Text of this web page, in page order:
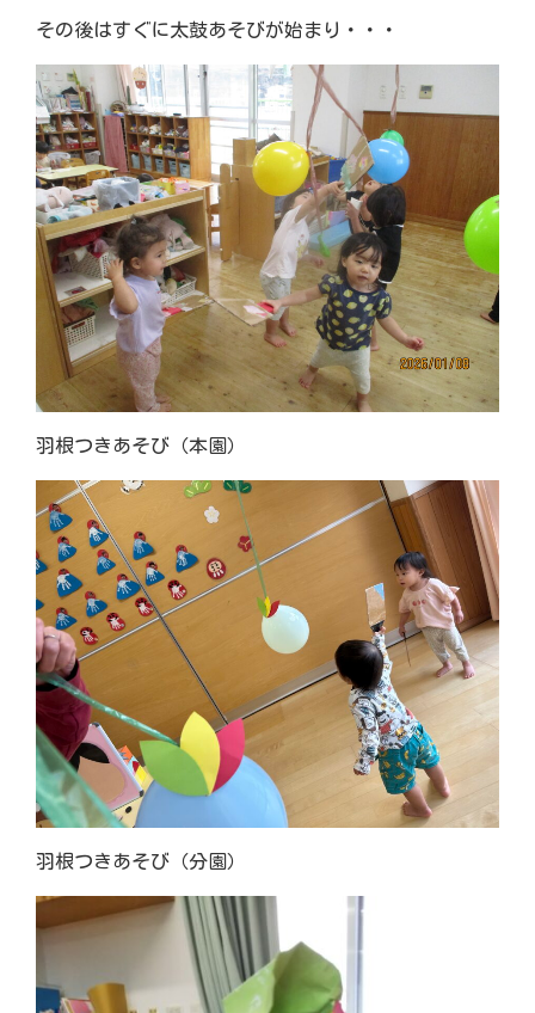
その後はすぐに太鼓あそびが始まり・・・
羽根つきあそび（本園）
羽根つきあそび（分園）